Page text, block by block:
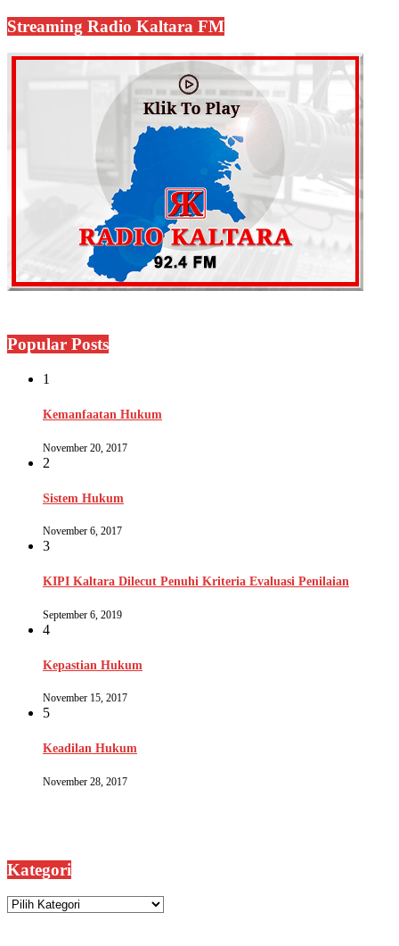
Streaming Radio Kaltara FM
Popular Posts
1
Kemanfaatan Hukum
November 20, 2017
2
Sistem Hukum
November 6, 2017
3
KIPI Kaltara Dilecut Penuhi Kriteria Evaluasi Penilaian
September 6, 2019
4
Kepastian Hukum
November 15, 2017
5
Keadilan Hukum
November 28, 2017
Kategori
Kategori